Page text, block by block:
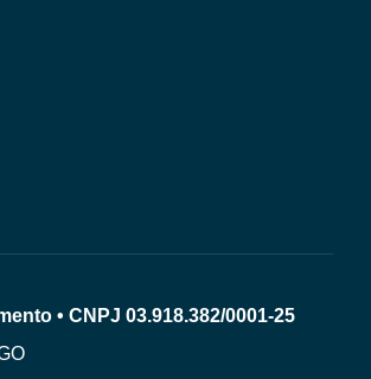
• CNPJ 03.918.382/0001-25